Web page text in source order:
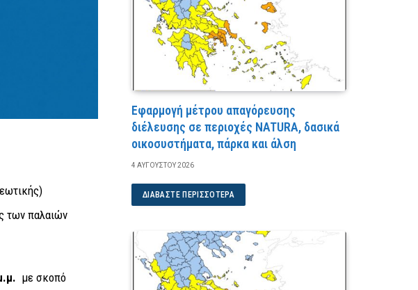
των παλαιών
με σκοπό
Εφαρμογή μέτρου απαγόρευσης
διέλευσης σε περιοχές NATURA, δασικά
οικοσυστήματα, πάρκα και άλση
4 ΑΥΓΟΎΣΤΟΥ 2026
ΔΙΑΒΆΣΤΕ ΠΕΡΙΣΣΌΤΕΡΑ